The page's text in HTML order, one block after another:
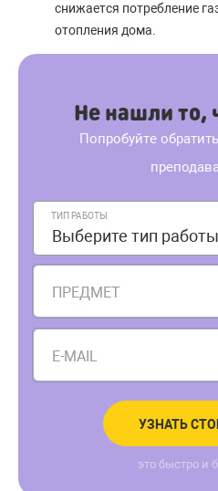
снижается потребление
отопления дома.
Не нашли то,
Попробуйте
ТИП РАБОТЫ
Выберите тип работы
ПРЕДМЕТ
E-MAIL
УЗНАТЬ
это быстро и